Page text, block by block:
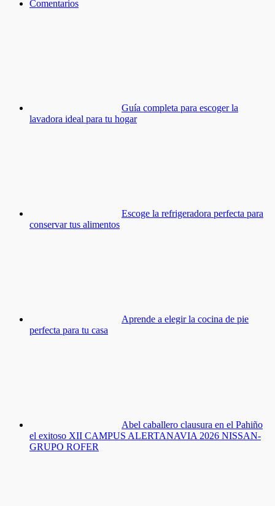
Comentarios
Guía completa para escoger la
lavadora ideal para tu hogar
Escoge la refrigeradora perfecta para
conservar tus alimentos
Aprende a elegir la cocina de pie
perfecta para tu casa
Abel caballero clausura en el Pahiño
el exitoso XII CAMPUS ALERTANAVIA 2026 NISSAN-
GRUPO ROFER